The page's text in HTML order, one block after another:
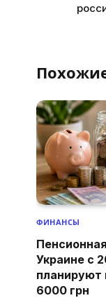
ФИНАНСЫ
Украине с
планируют
6000 грн